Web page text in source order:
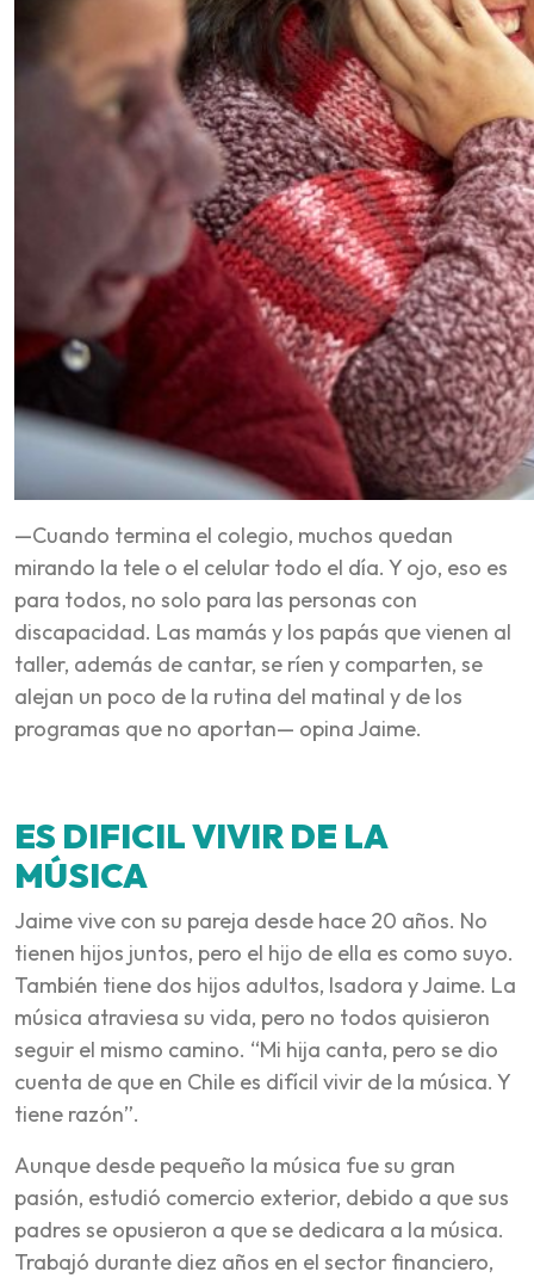
—Cuando termina el colegio, muchos quedan
mirando la tele o el celular todo el día. Y ojo, eso es
para todos, no solo para las personas con
discapacidad. Las mamás y los papás que vienen al
taller, además de cantar, se ríen y comparten, se
alejan un poco de la rutina del matinal y de los
programas que no aportan— opina Jaime.
ES DIFICIL VIVIR DE LA
MÚSICA
Jaime vive con su pareja desde hace 20 años. No
tienen hijos juntos, pero el hijo de ella es como suyo.
También tiene dos hijos adultos, Isadora y Jaime. La
música atraviesa su vida, pero no todos quisieron
seguir el mismo camino. “Mi hija canta, pero se dio
cuenta de que en Chile es difícil vivir de la música. Y
tiene razón”.
Aunque desde pequeño la música fue su gran
pasión, estudió comercio exterior, debido a que sus
padres se opusieron a que se dedicara a la música.
Trabajó durante diez años en el sector financiero,